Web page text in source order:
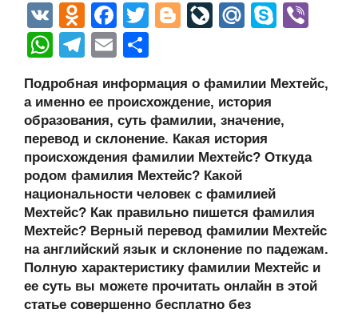
V
K
O
d
n
o
kl
a
ss
ni
ki
F
a
c
e
b
o
o
k
T
er
Bl
g
er
Li
J
o
ur
n
al
M
u
S
e
W
at
s
A
p
p
T
e
gr
a
m
E
ail р
а
в
и
ть
Подробная информация о фамилии Мехтейс,
а именно ее происхождение, история
образования, суть фамилии, значение,
перевод и склонение. Какая история
происхождения фамилии Мехтейс? Откуда
родом фамилия Мехтейс? Какой
национальности человек с фамилией
Мехтейс? Как правильно пишется фамилия
Мехтейс? Верный перевод фамилии Мехтейс
на английский язык и склонение по падежам.
Полную характеристику фамилии Мехтейс и
ее суть вы можете прочитать онлайн в этой
статье совершенно бесплатно без